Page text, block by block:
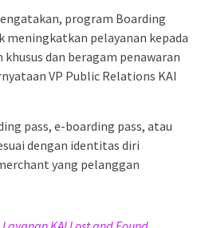
program Boarding
meningkatkan pelayanan kepada
dan beragam penawaran
VP Public Relations KAI
pass, e-boarding pass, atau
dengan identitas diri
yang pelanggan